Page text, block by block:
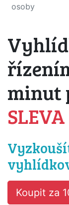
osoby
minut
Koupit za